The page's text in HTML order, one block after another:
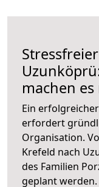
machen
Ein
erfordert
Organisation.
Krefeld nach
des Familien
geplant werden.